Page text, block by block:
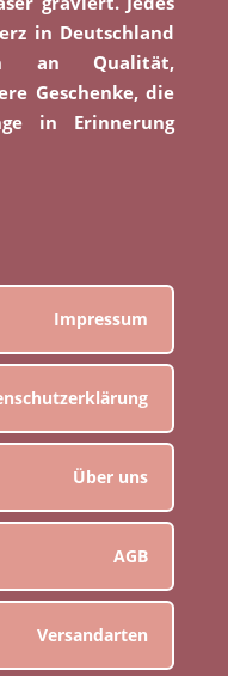
in Deutschland
an Qualität,
Geschenke, die
in Erinnerung
Impressum
Über uns
AGB
Versandarten